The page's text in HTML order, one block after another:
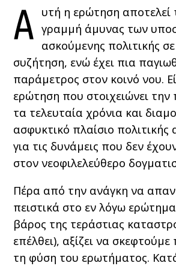
Α υτή η ερώτηση αποτελεί
γραμμή άμυνας των
ασκούμενης πολιτικής
συζήτηση, ενώ έχει πια
παράμετρος στον κοινό νου.
ερώτηση που στοιχειώνει την
τα τελευταία χρόνια και
ασφυκτικό πλαίσιο πολιτικής
για τις δυνάμεις που δεν
στον νεοφιλελεύθερο
Πέρα από την ανάγκη να
πειστικά στο εν λόγω
βάρος της τεράστιας
επέλθει), αξίζει να
τη φύση του ερωτήματος.